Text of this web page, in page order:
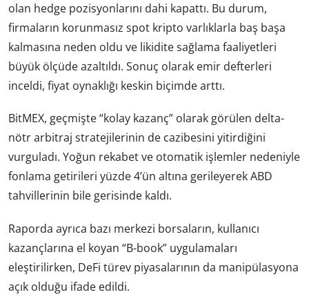
olan hedge pozisyonlarını dahi kapattı. Bu durum,
firmaların korunmasız spot kripto varlıklarla baş başa
kalmasına neden oldu ve likidite sağlama faaliyetleri
büyük ölçüde azaltıldı. Sonuç olarak emir defterleri
inceldi, fiyat oynaklığı keskin biçimde arttı.
BitMEX, geçmişte “kolay kazanç” olarak görülen delta-
nötr arbitraj stratejilerinin de cazibesini yitirdiğini
vurguladı. Yoğun rekabet ve otomatik işlemler nedeniyle
fonlama getirileri yüzde 4’ün altına gerileyerek ABD
tahvillerinin bile gerisinde kaldı.
Raporda ayrıca bazı merkezi borsaların, kullanıcı
kazançlarına el koyan “B-book” uygulamaları
eleştirilirken, DeFi türev piyasalarının da manipülasyona
açık olduğu ifade edildi.